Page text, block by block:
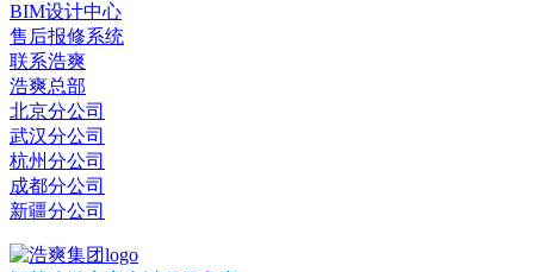
BIM设计中心
售后报修系统
联系浩爽
浩爽总部
北京分公司
武汉分公司
杭州分公司
成都分公司
新疆分公司